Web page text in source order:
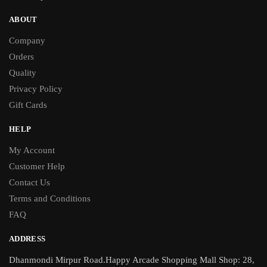
ABOUT
Company
Orders
Quality
Privacy Policy
Gift Cards
HELP
My Account
Customer Help
Contact Us
Terms and Conditions
FAQ
ADDRESS
Dhanmondi Mirpur Road.Happy Arcade Shopping Mall Shop: 28,